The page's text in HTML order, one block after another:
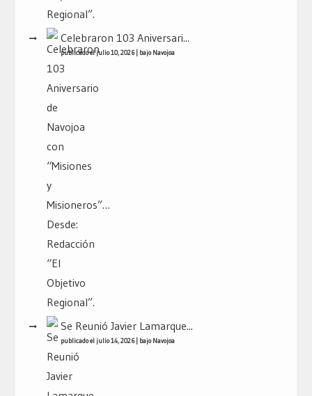
Celebraron 103 Aniversari...
publicado el julio 10, 2026| bajo Navojoa
Se Reunió Javier Lamarque...
publicado el julio 14, 2026| bajo Navojoa